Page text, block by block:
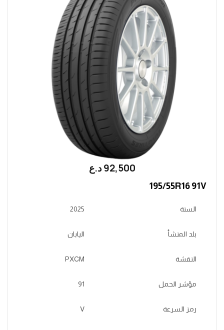
92,500؜د.؜ع
195/55R16 91V
السنة 2025
بلد المنشأ اليابان
النقشة PXCM
مؤشر الحمل 91
رمز السرعة V